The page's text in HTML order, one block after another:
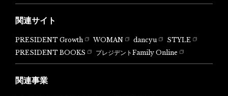
関連サイト
PRESIDENT Growth WOMAN dancyu
STYLE
PRESIDENT BOOKS
プレジデントFamily Online
関連事業